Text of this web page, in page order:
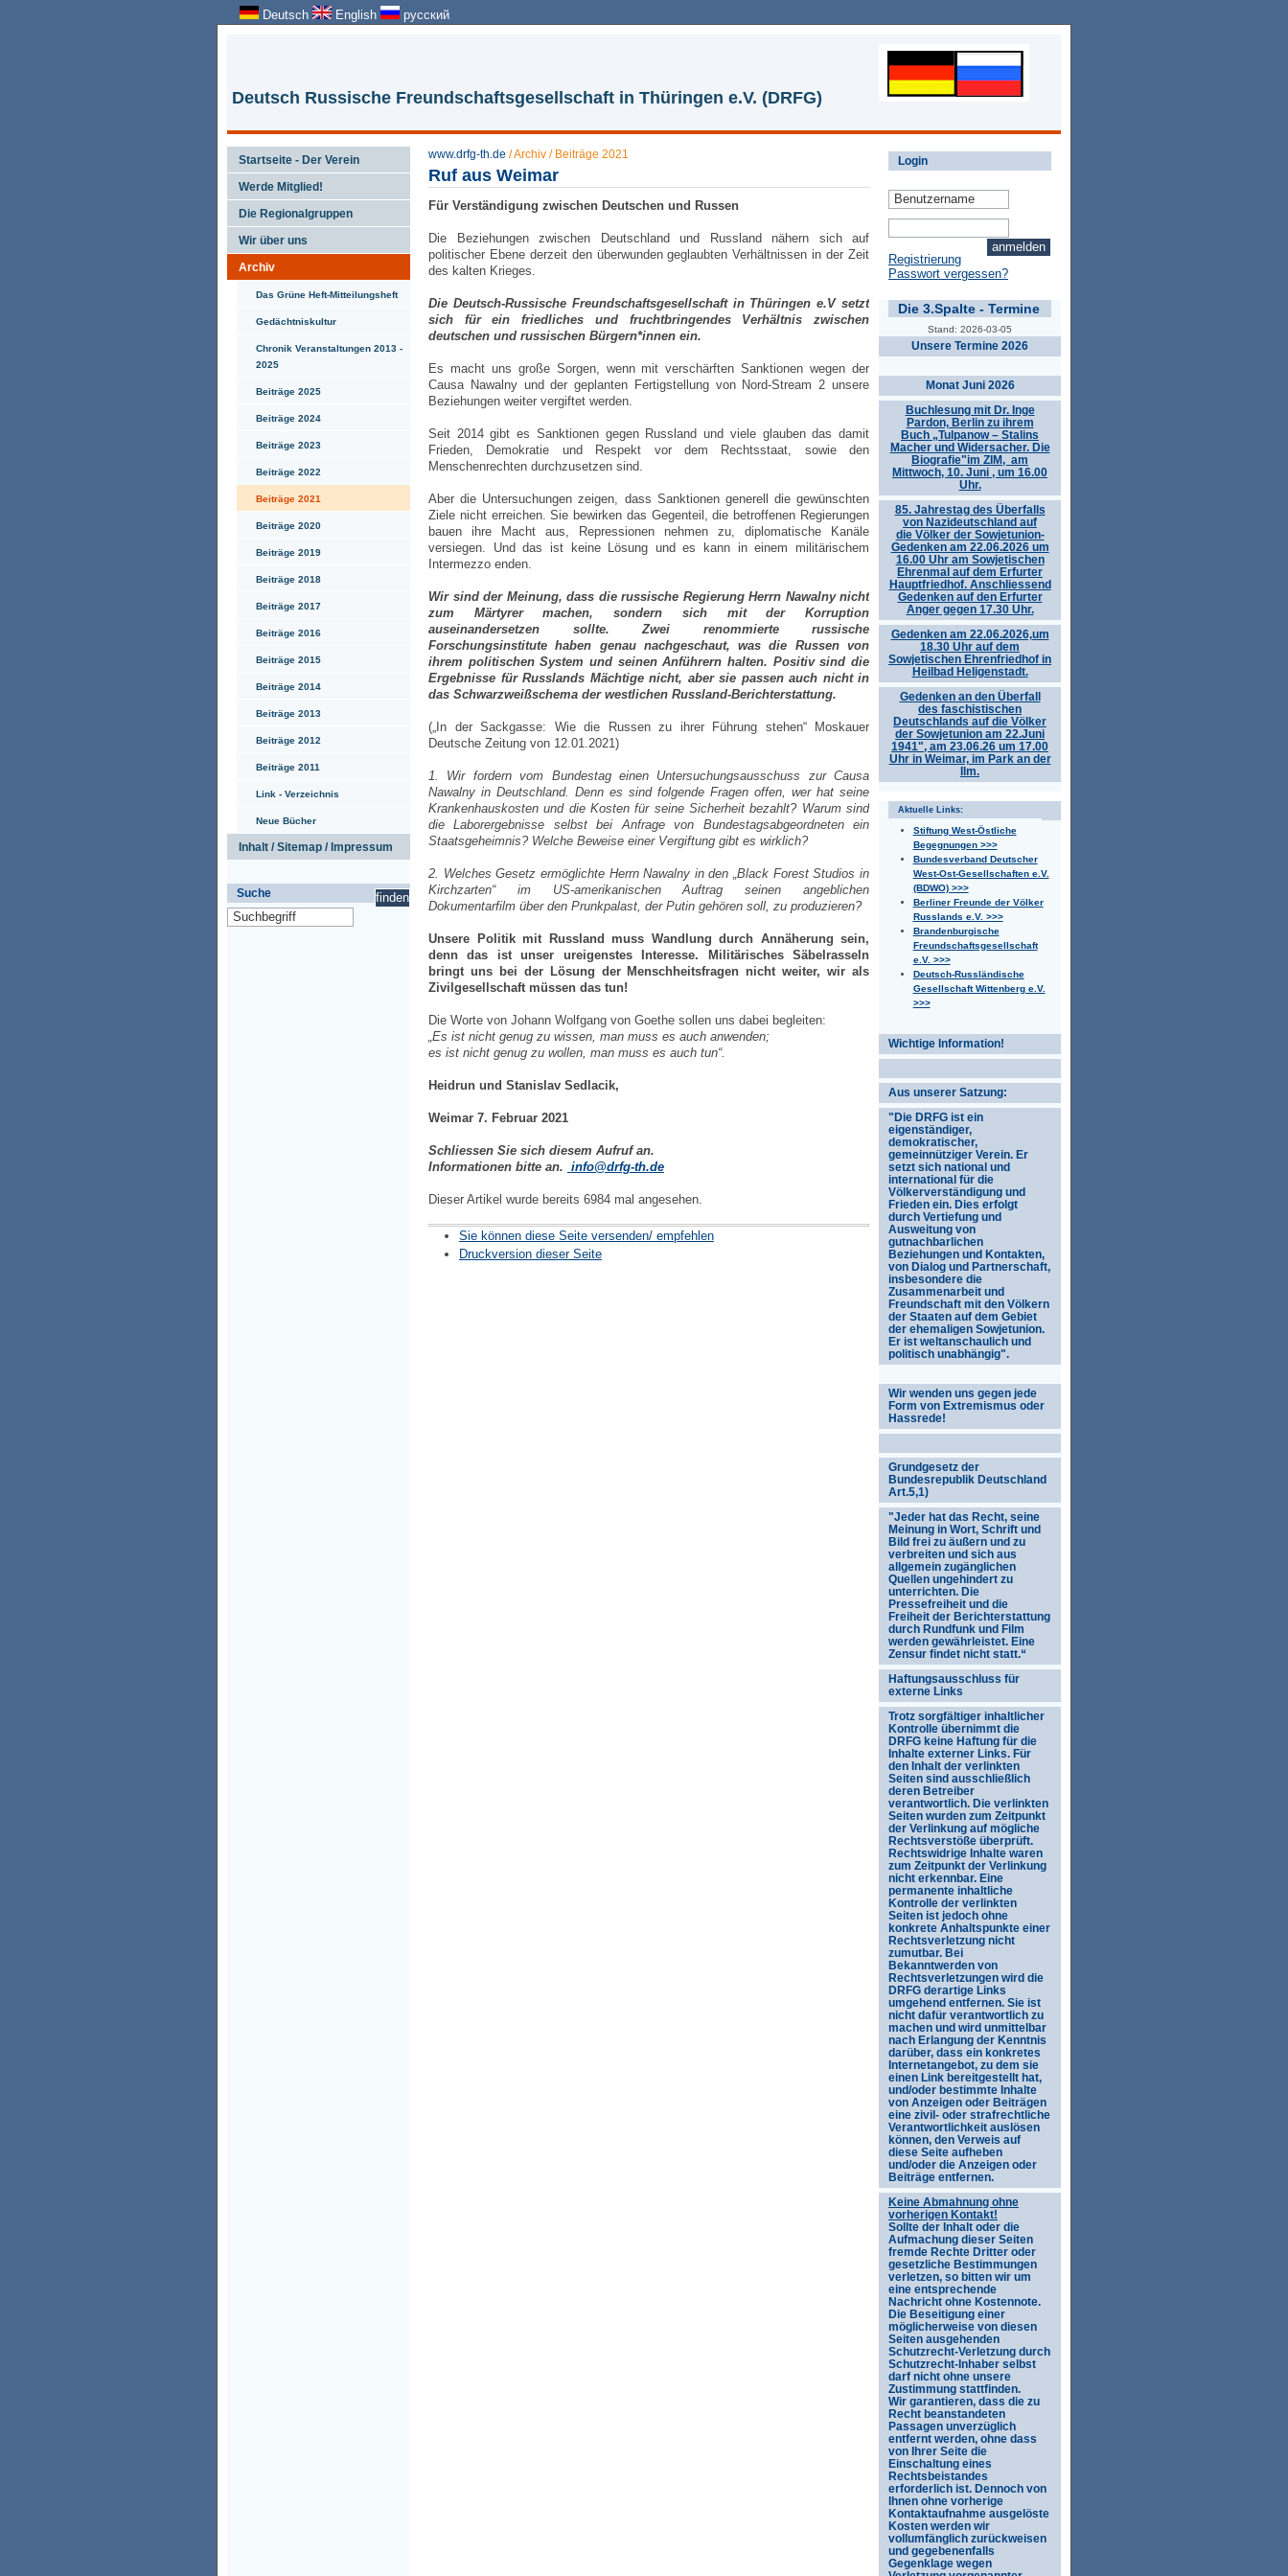
Deutsch English русский
Deutsch Russische Freundschaftsgesellschaft in Thüringen e.V. (DRFG)
Startseite - Der Verein
Werde Mitglied!
Die Regionalgruppen
Wir über uns
Archiv
Das Grüne Heft-Mitteilungsheft
Gedächtniskultur
Chronik Veranstaltungen 2013 -
2025
Beiträge 2025
Beiträge 2024
Beiträge 2023
Beiträge 2022
Beiträge 2021
Beiträge 2020
Beiträge 2019
Beiträge 2018
Beiträge 2017
Beiträge 2016
Beiträge 2015
Beiträge 2014
Beiträge 2013
Beiträge 2012
Beiträge 2011
Link - Verzeichnis
Neue Bücher
Inhalt / Sitemap / Impressum
Suche
Login
Registrierung
Passwort vergessen?
Die 3.Spalte - Termine
Stand: 2026-03-05
Unsere Termine 2026
Monat Juni 2026
Buchlesung mit Dr. Inge
Pardon, Berlin zu ihrem
Buch „Tulpanow – Stalins
Macher und Widersacher. Die
Biografie"im ZIM, am
Mittwoch, 10. Juni , um 16.00
Uhr.
85. Jahrestag des Überfalls
von Nazideutschland auf
die Völker der Sowjetunion-
Gedenken am 22.06.2026 um
16.00 Uhr am Sowjetischen
Ehrenmal auf dem Erfurter
Hauptfriedhof. Anschliessend
Gedenken auf den Erfurter
Anger gegen 17.30 Uhr.
Gedenken am 22.06.2026,um
18.30 Uhr auf dem
Sowjetischen Ehrenfriedhof in
Heilbad Heligenstadt.
Gedenken an den Überfall
des faschistischen
Deutschlands auf die Völker
der Sowjetunion am 22.Juni
1941", am 23.06.26 um 17.00
Uhr in Weimar, im Park an der
Ilm.
Aktuelle Links:
Stiftung West-Östliche
Begegnungen >>>
Bundesverband Deutscher
West-Ost-Gesellschaften e.V.
(BDWO) >>>
Berliner Freunde der Völker
Russlands e.V. >>>
Brandenburgische
Freundschaftsgesellschaft
e.V. >>>
Deutsch-Russländische
Gesellschaft Wittenberg e.V.
>>>
Wichtige Information!
Aus unserer Satzung:
"Die DRFG ist ein
eigenständiger,
demokratischer,
gemeinnütziger Verein. Er
setzt sich national und
international für die
Völkerverständigung und
Frieden ein. Dies erfolgt
durch Vertiefung und
Ausweitung von
gutnachbarlichen
Beziehungen und Kontakten,
von Dialog und Partnerschaft,
insbesondere die
Zusammenarbeit und
Freundschaft mit den Völkern
der Staaten auf dem Gebiet
der ehemaligen Sowjetunion.
Er ist weltanschaulich und
politisch unabhängig".
Wir wenden uns gegen jede
Form von Extremismus oder
Hassrede!
Grundgesetz der
Bundesrepublik Deutschland
Art.5,1)
"Jeder hat das Recht, seine
Meinung in Wort, Schrift und
Bild frei zu äußern und zu
verbreiten und sich aus
allgemein zugänglichen
Quellen ungehindert zu
unterrichten. Die
Pressefreiheit und die
Freiheit der Berichterstattung
durch Rundfunk und Film
werden gewährleistet. Eine
Zensur findet nicht statt.“
Haftungsausschluss für
externe Links
Trotz sorgfältiger inhaltlicher
Kontrolle übernimmt die
DRFG keine Haftung für die
Inhalte externer Links. Für
den Inhalt der verlinkten
Seiten sind ausschließlich
deren Betreiber
verantwortlich. Die verlinkten
Seiten wurden zum Zeitpunkt
der Verlinkung auf mögliche
Rechtsverstöße überprüft.
Rechtswidrige Inhalte waren
zum Zeitpunkt der Verlinkung
nicht erkennbar. Eine
permanente inhaltliche
Kontrolle der verlinkten
Seiten ist jedoch ohne
konkrete Anhaltspunkte einer
Rechtsverletzung nicht
zumutbar. Bei
Bekanntwerden von
Rechtsverletzungen wird die
DRFG derartige Links
umgehend entfernen. Sie ist
nicht dafür verantwortlich zu
machen und wird unmittelbar
nach Erlangung der Kenntnis
darüber, dass ein konkretes
Internetangebot, zu dem sie
einen Link bereitgestellt hat,
und/oder bestimmte Inhalte
von Anzeigen oder Beiträgen
eine zivil- oder strafrechtliche
Verantwortlichkeit auslösen
können, den Verweis auf
diese Seite aufheben
und/oder die Anzeigen oder
Beiträge entfernen.
Keine Abmahnung ohne
vorherigen Kontakt!
Sollte der Inhalt oder die
Aufmachung dieser Seiten
fremde Rechte Dritter oder
gesetzliche Bestimmungen
verletzen, so bitten wir um
eine entsprechende
Nachricht ohne Kostennote.
Die Beseitigung einer
möglicherweise von diesen
Seiten ausgehenden
Schutzrecht-Verletzung durch
Schutzrecht-Inhaber selbst
darf nicht ohne unsere
Zustimmung stattfinden.
Wir garantieren, dass die zu
Recht beanstandeten
Passagen unverzüglich
entfernt werden, ohne dass
von Ihrer Seite die
Einschaltung eines
Rechtsbeistandes
erforderlich ist. Dennoch von
Ihnen ohne vorherige
Kontaktaufnahme ausgelöste
Kosten werden wir
vollumfänglich zurückweisen
und gegebenenfalls
Gegenklage wegen
www.drfg-th.de /Archiv / Beiträge 2021
Ruf aus Weimar
Für Verständigung zwischen Deutschen und Russen
Die Beziehungen zwischen Deutschland und Russland nähern sich auf
politischer Ebene derzeit den überwunden geglaubten Verhältnissen in der Zeit
des kalten Krieges.
Die Deutsch-Russische Freundschaftsgesellschaft in Thüringen e.V setzt
sich für ein friedliches und fruchtbringendes Verhältnis zwischen
deutschen und russischen Bürgern*innen ein.
Es macht uns große Sorgen, wenn mit verschärften Sanktionen wegen der
Causa Nawalny und der geplanten Fertigstellung von Nord-Stream 2 unsere
Beziehungen weiter vergiftet werden.
Seit 2014 gibt es Sanktionen gegen Russland und viele glauben das damit
Frieden, Demokratie und Respekt vor dem Rechtsstaat, sowie den
Menschenrechten durchzusetzen sind.
Aber die Untersuchungen zeigen, dass Sanktionen generell die gewünschten
Ziele nicht erreichen. Sie bewirken das Gegenteil, die betroffenen Regierungen
bauen ihre Macht aus, Repressionen nehmen zu, diplomatische Kanäle
versiegen. Und das ist keine Lösung und es kann in einem militärischem
Intermezzo enden.
Wir sind der Meinung, dass die russische Regierung Herrn Nawalny nicht
zum Märtyrer machen, sondern sich mit der Korruption
auseinandersetzen sollte. Zwei renommierte russische
Forschungsinstitute haben genau nachgeschaut, was die Russen von
ihrem politischen System und seinen Anführern halten. Positiv sind die
Ergebnisse für Russlands Mächtige nicht, aber sie passen auch nicht in
das Schwarzweißschema der westlichen Russland-Berichterstattung.
(„In der Sackgasse: Wie die Russen zu ihrer Führung stehen“ Moskauer
Deutsche Zeitung von 12.01.2021)
1. Wir fordern vom Bundestag einen Untersuchungsausschuss zur Causa
Nawalny in Deutschland. Denn es sind folgende Fragen offen, wer hat seine
Krankenhauskosten und die Kosten für seine Sicherheit bezahlt? Warum sind
die Laborergebnisse selbst bei Anfrage von Bundestagsabgeordneten ein
Staatsgeheimnis? Welche Beweise einer Vergiftung gibt es wirklich?
2. Welches Gesetz ermöglichte Herrn Nawalny in den „Black Forest Studios in
Kirchzarten“ im US-amerikanischen Auftrag seinen angeblichen
Dokumentarfilm über den Prunkpalast, der Putin gehören soll, zu produzieren?
Unsere Politik mit Russland muss Wandlung durch Annäherung sein,
denn das ist unser ureigenstes Interesse. Militärisches Säbelrasseln
bringt uns bei der Lösung der Menschheitsfragen nicht weiter, wir als
Zivilgesellschaft müssen das tun!
Die Worte von Johann Wolfgang von Goethe sollen uns dabei begleiten:
„Es ist nicht genug zu wissen, man muss es auch anwenden;
es ist nicht genug zu wollen, man muss es auch tun“.
Heidrun und Stanislav Sedlacik,
Weimar 7. Februar 2021
Schliessen Sie sich diesem Aufruf an.
Informationen bitte an. info@drfg-th.de
Dieser Artikel wurde bereits 6984 mal angesehen.
Sie können diese Seite versenden/ empfehlen
Druckversion dieser Seite